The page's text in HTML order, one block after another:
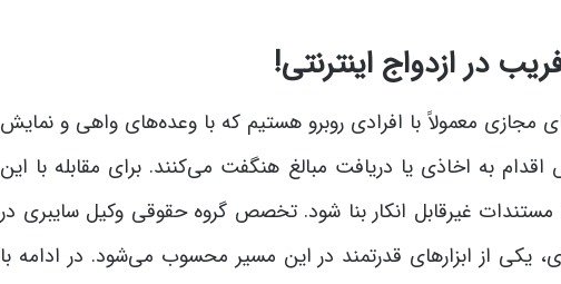
مجازی معمولاً با افرادی روبرو هستیم که با وعده‌های واهی و نمایش
به اخاذی یا دریافت مبالغ هنگفت می‌کنند. برای مقابله با این
مستندات غیرقابل انکار بنا شود. تخصص گروه حقوقی وکیل سایبری در
از ابزارهای قدرتمند در این مسیر محسوب می‌شود. در ادامه با